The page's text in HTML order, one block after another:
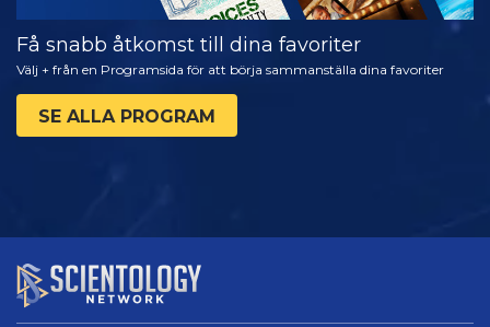
Få snabb åtkomst till dina favoriter
Välj + från en Programsida för att börja sammanställa dina favoriter
SE ALLA PROGRAM